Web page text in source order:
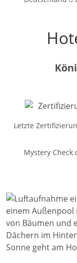
Letzte
Mystery Check
Zurück